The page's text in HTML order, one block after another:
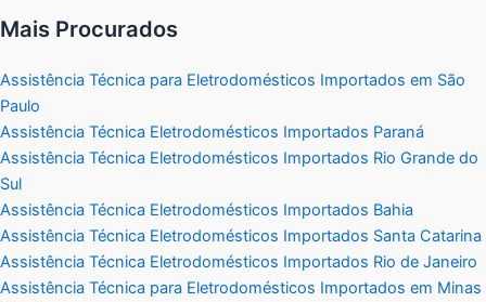
Mais Procurados
Assistência Técnica para Eletrodomésticos Importados em São
Paulo
Assistência Técnica Eletrodomésticos Importados Paraná
Assistência Técnica Eletrodomésticos Importados Rio Grande do
Sul
Assistência Técnica Eletrodomésticos Importados Bahia
Assistência Técnica Eletrodomésticos Importados Santa Catarina
Assistência Técnica Eletrodomésticos Importados Rio de Janeiro
Assistência Técnica para Eletrodomésticos Importados em Minas